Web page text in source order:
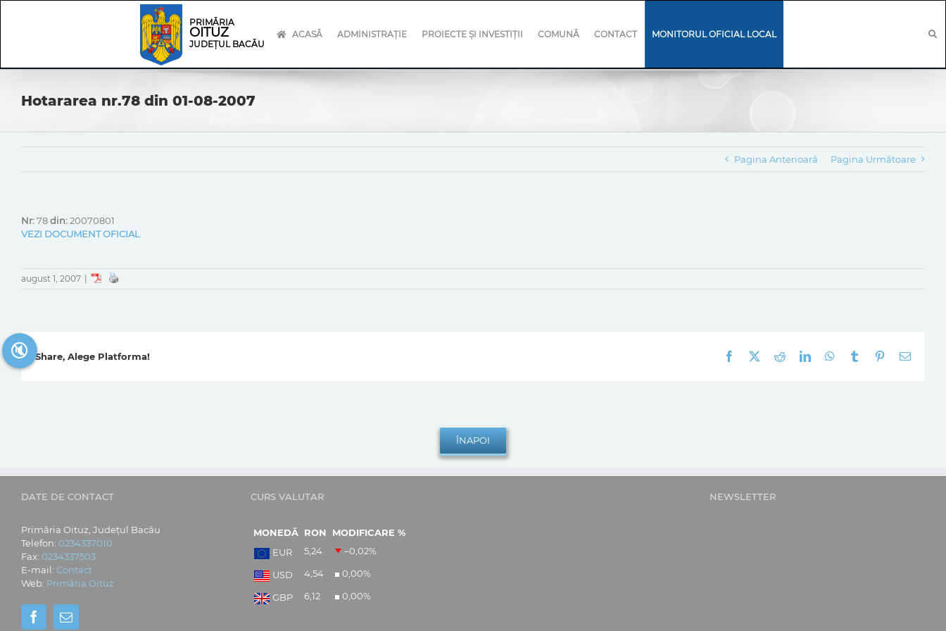
PRIMĂRIA
OITUZ
JUDEȚUL BACĂU
ACASĂ ADMINISTRAȚIE PROIECTE ȘI INVESTIȚII COMUNĂ CONTACT MONITORUL OFICIAL LOCAL
Hotararea nr.78 din 01-08-2007
Pagina Anterioară Pagina Următoare
Nr:78din:20070801
VEZI DOCUMENT OFICIAL
august 1, 2007
Share, Alege Platforma! Facebook RedditLinkedInWhatsApp
Tumblr Pinterest
E-
DATE DE CONTACT
Primăria Oituz, Județul Bacău
Telefon: 0234337010
Fax: 0234337503
E-mail: Contact
Web: Primăria Oituz
CURS VALUTAR
MONEDĂ RON
MODIFICARE %
EUR
5,24 –0,02%
USD 4,54 0,00%
GBP 6,12 0,00%
NEWSLETTER
🔇